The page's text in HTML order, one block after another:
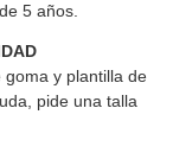
5 años.
y plantilla de
pide una talla